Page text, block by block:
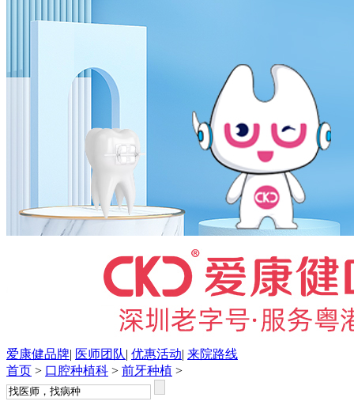
爱康健品牌| 医师团队| 优惠活动| 来院路线
首页 > 口腔种植科 > 前牙种植 >